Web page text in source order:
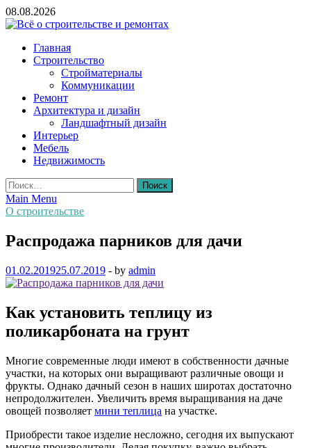
Skip
to
08.08.2026
Всё о строительстве и ремонтах
Главная
Строительство
Стройматериалы
Коммуникации
Ремонт
Архитектура и дизайн
Ландшафтный дизайн
Интерьер
Мебель
Недвижимость
Найти:
Main Menu
О строительстве
Распродажа парников для дачи
01.02.201925.07.2019 - by admin
Как установить теплицу из
поликарбоната на грунт
Многие современные люди имеют в собственности дачные
участки, на которых они выращивают различные овощи и
фрукты. Однако дачный сезон в наших широтах достаточно
непродолжителен. Увеличить время выращивания на даче
овощей позволяет мини теплица на участке.
Приобрести такое изделие несложно, сегодня их выпускают